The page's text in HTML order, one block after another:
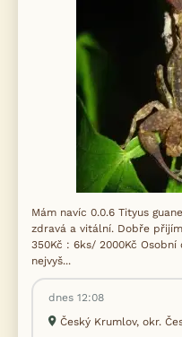
Mám navíc 0.0.6 Tityus
zdravá a vitální. Dobře
350Kč : 6ks/ 2000Kč
nejvyš...
dnes 12:08
Český Krumlov, okr.